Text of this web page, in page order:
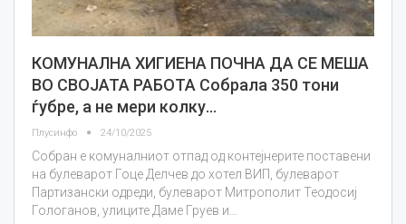
КОМУНАЛНА ХИГИЕНА ПОЧНА ДА СЕ МЕША
ВО СВОЈАТА РАБОТА Собрала 350 тони
ѓубре, а не мери колку…
Плусинфо 24/10/2025
Собран е комуналниот отпад од контејнерите поставени
на булеварот Гоце Делчев до хотел ВИП, булеварот
Партизански одреди, булеварот Митрополит Теодосиј
Гологанов, улиците Даме Груев и…